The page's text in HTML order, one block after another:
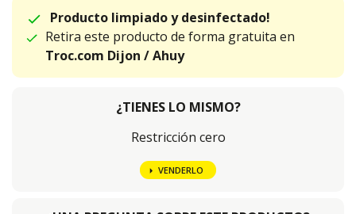
Producto limpiado y desinfectado!
Retira este producto de forma gratuita en
Troc.com Dijon / Ahuy
¿TIENES LO MISMO?
Restricción cero
VENDERLO